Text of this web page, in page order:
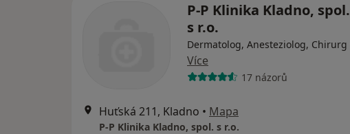
P-P Klinika Kladno, spol.
s r.o.
Dermatolog, Anesteziolog, Chirurg
Více
17 názorů
Huťská 211, Kladno • Mapa
P-P Klinika Kladno, spol. s r.o.